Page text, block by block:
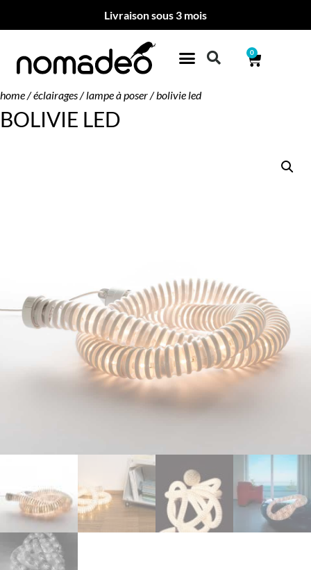
Livraison sous 3 mois
0
home/éclairages/lampe à poser/ bolivie led
BOLIVIE LED